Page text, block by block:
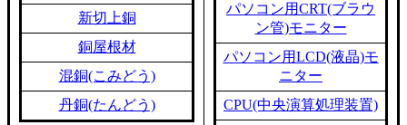
新切上銅
銅屋根材
混銅(こみどう)
丹銅(たんどう)
パソコン用CRT(ブラウ
ン管)モニター
パソコン用LCD(液晶)モ
ニター
CPU(中央演算処理装置)